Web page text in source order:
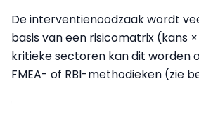
De interventienoodzaak wordt
basis van een risicomatrix (kans
kritieke sectoren kan dit worden
FMEA- of RBI-methodieken (zie